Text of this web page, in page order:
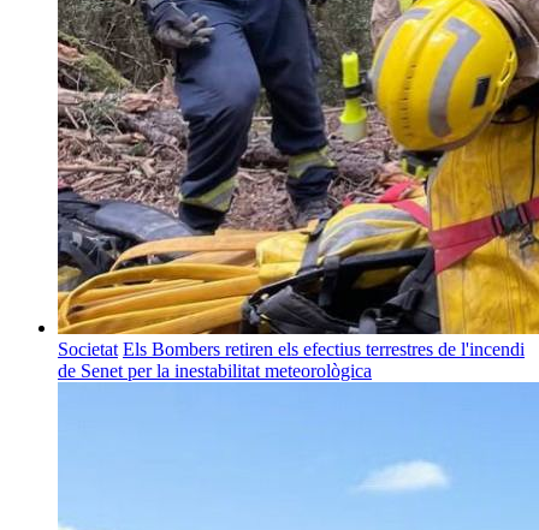
Societat Els Bombers retiren els efectius terrestres de l'incendi
de Senet per la inestabilitat meteorològica